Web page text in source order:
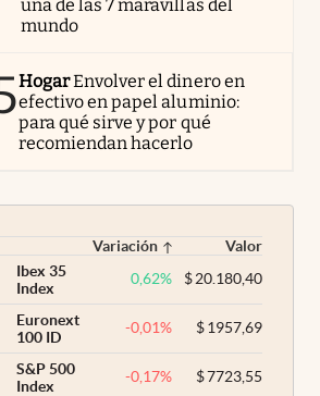
una de las 7 maravillas del
mundo
HogarEnvolver el dinero en
efectivo en papel aluminio:
para qué sirve y por qué
recomiendan hacerlo
Variación
Valor
Ibex 35
Index
0,62% $20.180,40
Euronext
100 ID
-0,01% $1957,69
S&P 500
Index
-0,17% $7723,55